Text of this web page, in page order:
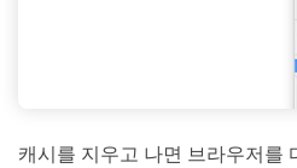
캐시를 지우고 나면 브라우저를